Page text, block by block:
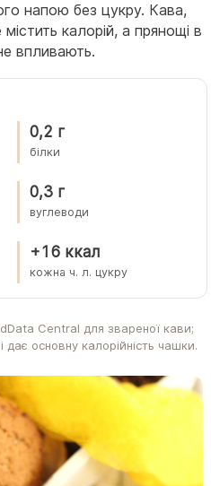
напою без цукру. Кава,
калорій, а прянощі в
впливають.
0,2 г
білки
0,3 г
вуглеводи
+16 ккал
кожна ч. л. цукру
Central для звареної кави;
основну калорійність чашки.